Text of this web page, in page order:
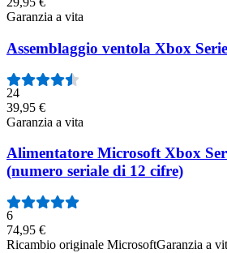
Garanzia a vita
Assemblaggio ventola Xbox
24
39,95 €
Garanzia a vita
Alimentatore Microsoft Xbox
(numero seriale di 12 cifre)
6
74,95 €
Ricambio originale MicrosoftGaranzia a